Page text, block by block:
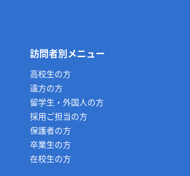
訪問者別メニュー
高校生の方
遠方の方
留学生・外国人の方
採用ご担当の方
保護者の方
卒業生の方
在校生の方